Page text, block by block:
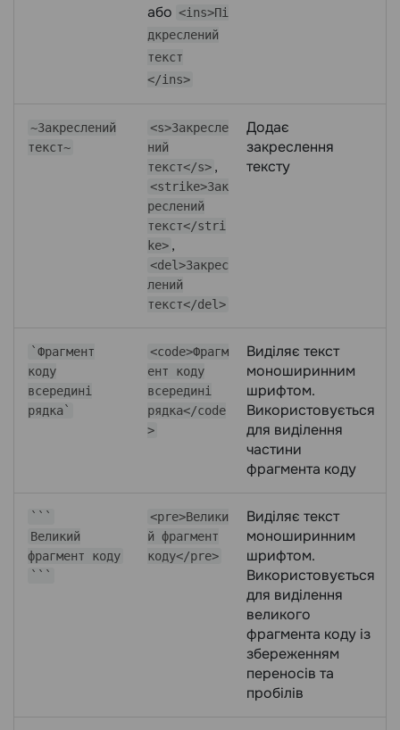
або <ins>Пі
дкреслений
текст
</ins>
~Закреслений
текст~
<s>Закресле
ний
текст</s> ,
<strike>Зак
реслений
текст</stri
ke> ,
<del>Закрес
лений
текст</del>
Додає
закреслення
тексту
`Фрагмент
коду
всередині
рядка`
<code>Фрагм
ент коду
всередині
рядка</code
>
Виділяє текст
моноширинним
шрифтом.
Використовується
для виділення
частини
фрагмента коду
```
Великий
фрагмент коду
```
<pre>Велики
й фрагмент
коду</pre>
Виділяє текст
моноширинним
шрифтом.
Використовується
для виділення
великого
фрагмента коду із
збереженням
переносів та
пробілів